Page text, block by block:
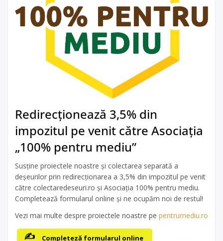
Redirecționează 3,5% din
impozitul pe venit către Asociația
„100% pentru mediu”
Susține proiectele noastre și colectarea separată a
deșeurilor prin redirecționarea a 3,5% din impozitul pe venit
către colectaredeseuri.ro și Asociația 100% pentru mediu.
Completează formularul online și ne ocupăm noi de restul!
Vezi mai multe despre proiectele noastre pe pentrumediu.ro
Completeză formularul online